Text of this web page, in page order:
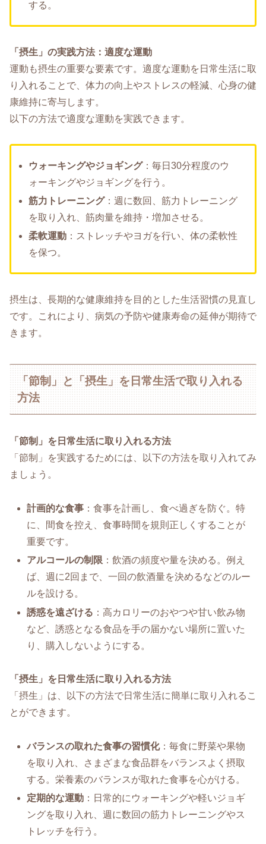
する。
「摂生」の実践方法：適度な運動
運動も摂生の重要な要素です。適度な運動を日常生活に取
り入れることで、体力の向上やストレスの軽減、心身の健
康維持に寄与します。
以下の方法で適度な運動を実践できます。
ウォーキングやジョギング：毎日30分程度のウ
ォーキングやジョギングを行う。
筋力トレーニング：週に数回、筋力トレーニング
を取り入れ、筋肉量を維持・増加させる。
柔軟運動 ：ストレッチやヨガを行い、体の柔軟性
を保つ。
摂生は、長期的な健康維持を目的とした生活習慣の見直し
です。これにより、病気の予防や健康寿命の延伸が期待で
きます。
「節制」と「摂生」を日常生活で取り入れる
方法
「節制」を日常生活に取り入れる方法
「節制」を実践するためには、以下の方法を取り入れてみ
ましょう。
計画的な食事 ：食事を計画し、食べ過ぎを防ぐ。特
に、間食を控え、食事時間を規則正しくすることが
重要です。
アルコールの制限 ：飲酒の頻度や量を決める。例え
ば、週に2回まで、一回の飲酒量を決めるなどのルー
ルを設ける。
誘惑を遠ざける ：高カロリーのおやつや甘い飲み物
など、誘惑となる食品を手の届かない場所に置いた
り、購入しないようにする。
「摂生」を日常生活に取り入れる方法
「摂生」は、以下の方法で日常生活に簡単に取り入れるこ
とができます。
バランスの取れた食事の習慣化：毎食に野菜や果物
を取り入れ、さまざまな食品群をバランスよく摂取
する。栄養素のバランスが取れた食事を心がける。
定期的な運動 ：日常的にウォーキングや軽いジョギ
ングを取り入れ、週に数回の筋力トレーニングやス
トレッチを行う。